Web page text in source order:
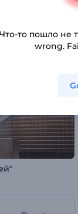
Анимация лого: Ретроспектива
Что-то пошло не
wrong.